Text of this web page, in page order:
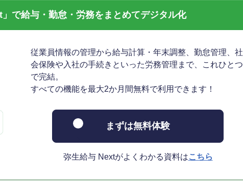
」で給与・勤怠・労務をまとめてデジタル化
従業員情報の管理から給与計算・年末調整、勤怠管理、社
会保険や入社の手続きといった労務管理まで、これひとつ
で完結。
すべての機能を最大2か月間無料で利用できます！
まずは無料体験
弥生給与 Nextがよくわかる資料はこちら